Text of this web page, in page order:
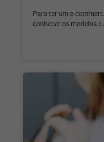
Para ter um e-
conhecer os modelos